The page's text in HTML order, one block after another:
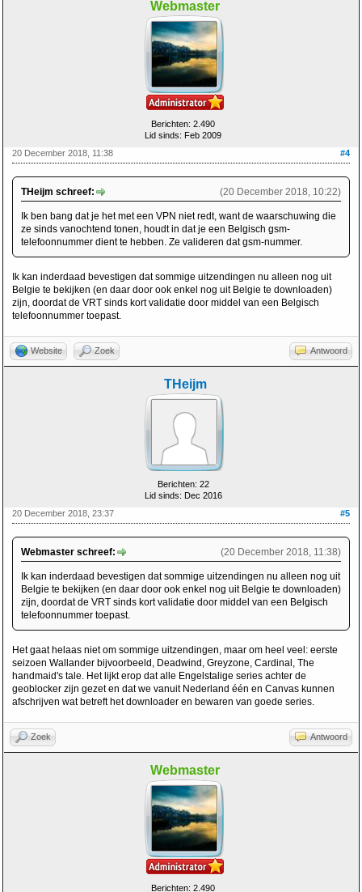
Webmaster
Berichten: 2.490
Lid sinds: Feb 2009
#4
20 December 2018, 11:38
(20 December 2018, 10:22)
THeijm schreef:
Ik ben bang dat je het met een VPN niet redt, want de waarschuwing die
ze sinds vanochtend tonen, houdt in dat je een Belgisch gsm-
telefoonnummer dient te hebben. Ze valideren dat gsm-nummer.
Ik kan inderdaad bevestigen dat sommige uitzendingen nu alleen nog uit
Belgie te bekijken (en daar door ook enkel nog uit Belgie te downloaden)
zijn, doordat de VRT sinds kort validatie door middel van een Belgisch
telefoonnummer toepast.
Website Zoek Antwoord
THeijm
Berichten: 22
Lid sinds: Dec 2016
#5
20 December 2018, 23:37
(20 December 2018, 11:38)
Webmaster schreef:
Ik kan inderdaad bevestigen dat sommige uitzendingen nu alleen nog uit
Belgie te bekijken (en daar door ook enkel nog uit Belgie te downloaden)
zijn, doordat de VRT sinds kort validatie door middel van een Belgisch
telefoonnummer toepast.
Het gaat helaas niet om sommige uitzendingen, maar om heel veel: eerste
seizoen Wallander bijvoorbeeld, Deadwind, Greyzone, Cardinal, The
handmaid's tale. Het lijkt erop dat alle Engelstalige series achter de
geoblocker zijn gezet en dat we vanuit Nederland één en Canvas kunnen
afschrijven wat betreft het downloader en bewaren van goede series.
Zoek Antwoord
Webmaster
Berichten: 2.490